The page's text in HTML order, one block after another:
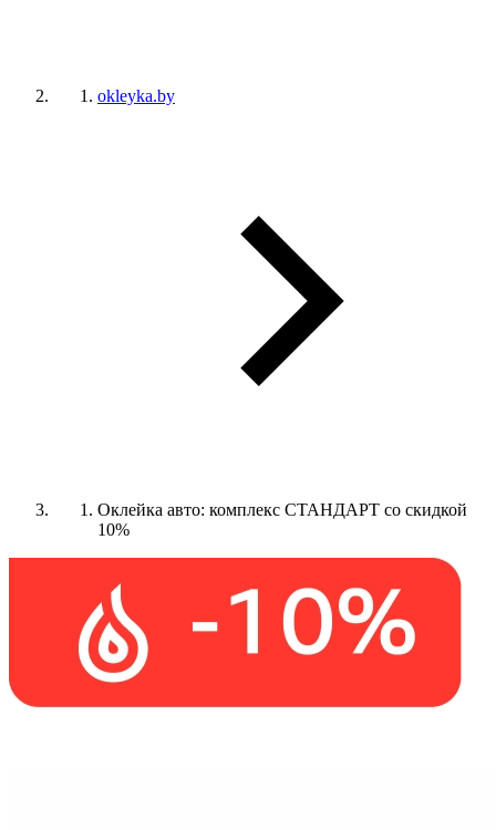
okleyka.by
Оклейка авто: комплекс СТАНДАРТ со скидкой
10%